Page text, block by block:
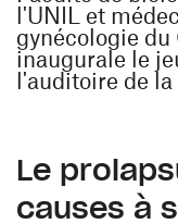
l'UNIL et
gynécologie du
inaugurale le
l'auditoire de
Le
causes à